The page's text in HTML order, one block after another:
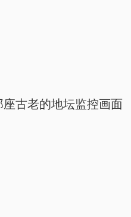
古老的地坛监控画面